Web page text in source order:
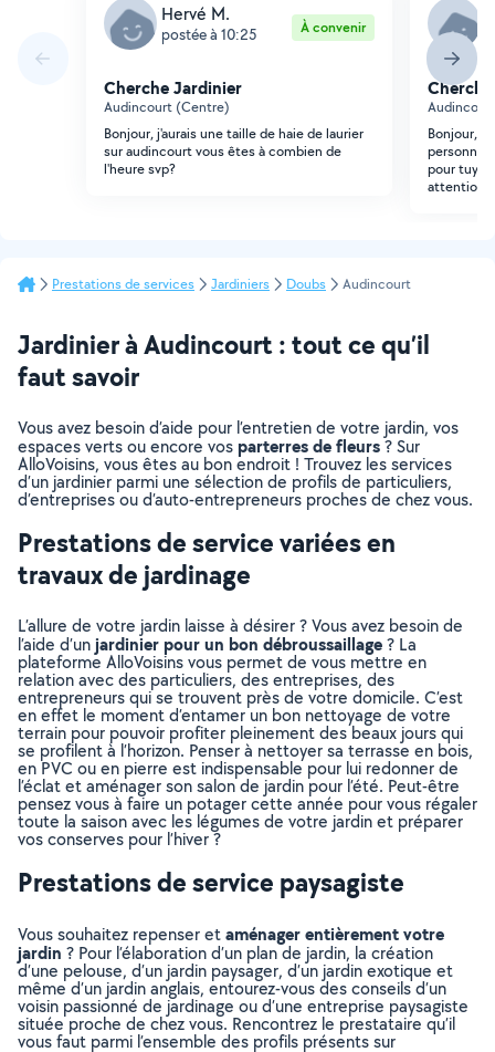
Hervé M.
postée à 10:25 À convenir
Cherche Jardinier
Audincourt (Centre)
Bonjour, j'aurais une taille de haie de laurier
sur audincourt vous êtes à combien de
l'heure svp?
Bonjour,
personne
pour
attention.
Prestations de services Jardiniers Doubs Audincourt
Jardinier à Audincourt : tout ce qu’il
faut savoir
Vous avez besoin d’aide pour l’entretien de votre jardin, vos
espaces verts ou encore vosparterres de fleurs? Sur
AlloVoisins, vous êtes au bon endroit ! Trouvez les services
d’un jardinier parmi une sélection de profils de particuliers,
d’entreprises ou d’auto-entrepreneurs proches de chez vous.
Prestations de service variées en
travaux de jardinage
L’allure de votre jardin laisse à désirer ? Vous avez besoin de
l’aide d’unjardinier pour un bon débroussaillage? La
plateforme AlloVoisins vous permet de vous mettre en
relation avec des particuliers, des entreprises, des
entrepreneurs qui se trouvent près de votre domicile. C’est
en effet le moment d’entamer un bon nettoyage de votre
terrain pour pouvoir profiter pleinement des beaux jours qui
se profilent à l’horizon. Penser à nettoyer sa terrasse en bois,
en PVC ou en pierre est indispensable pour lui redonner de
l’éclat et aménager son salon de jardin pour l’été. Peut-être
pensez vous à faire un potager cette année pour vous régaler
toute la saison avec les légumes de votre jardin et préparer
vos conserves pour l’hiver ?
Prestations de service paysagiste
Vous souhaitez repenser etaménager entièrement votre
jardin ? Pour l’élaboration d’un plan de jardin, la création
d’une pelouse, d’un jardin paysager, d’un jardin exotique et
même d’un jardin anglais, entourez-vous des conseils d’un
voisin passionné de jardinage ou d’une entreprise paysagiste
située proche de chez vous. Rencontrez le prestataire qu’il
vous faut parmi l’ensemble des profils présents sur